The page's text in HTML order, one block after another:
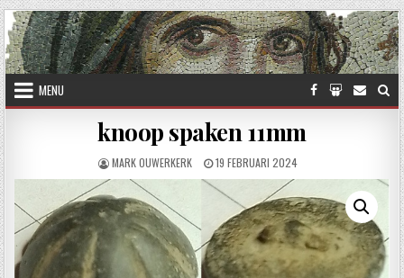
Skip to content
MENU
knoop spaken 11mm
AUTHOR:
MARK OUWERKERK PUBLISHED DATE:
19 FEBRUARI 2024